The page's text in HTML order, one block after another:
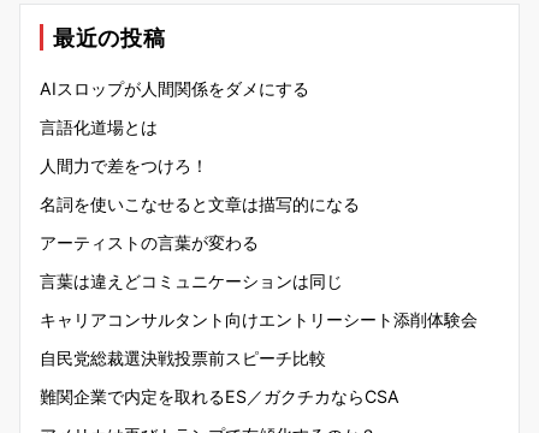
最近の投稿
AIスロップが人間関係をダメにする
言語化道場とは
人間力で差をつけろ！
名詞を使いこなせると文章は描写的になる
アーティストの言葉が変わる
言葉は違えどコミュニケーションは同じ
キャリアコンサルタント向けエントリーシート添削体験会
自民党総裁選決戦投票前スピーチ比較
難関企業で内定を取れるES／ガクチカならCSA